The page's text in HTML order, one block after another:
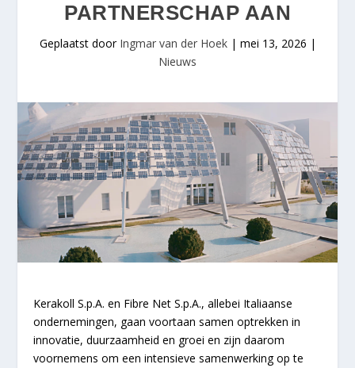
PARTNERSCHAP AAN
Geplaatst door Ingmar van der Hoek| mei 13, 2026 |
Nieuws
Kerakoll S.p.A. en Fibre Net S.p.A., allebei Italiaanse
ondernemingen, gaan voortaan samen optrekken in
innovatie, duurzaamheid en groei en zijn daarom
voornemens om een intensieve samenwerking op te